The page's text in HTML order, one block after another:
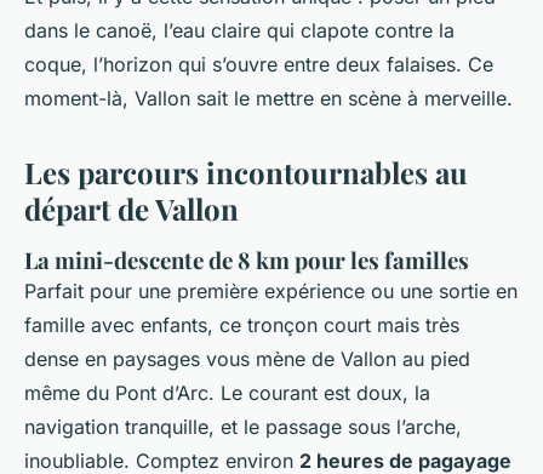
dans le canoë, l’eau claire qui clapote contre la
coque, l’horizon qui s’ouvre entre deux falaises. Ce
moment-là, Vallon sait le mettre en scène à merveille.
Les parcours incontournables au
départ de Vallon
La mini-descente de 8 km pour les familles
Parfait pour une première expérience ou une sortie en
famille avec enfants, ce tronçon court mais très
dense en paysages vous mène de Vallon au pied
même du Pont d’Arc. Le courant est doux, la
navigation tranquille, et le passage sous l’arche,
inoubliable. Comptez environ 2 heures de pagayage